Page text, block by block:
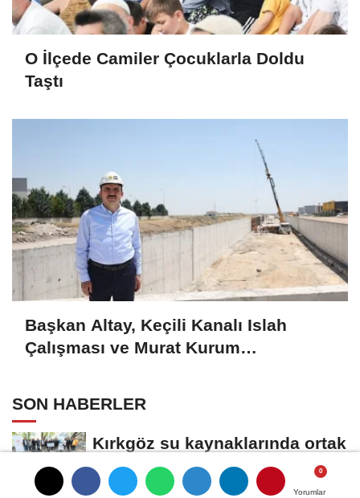
Yorumlar
Yorumlar
O İlçede Camiler Çocuklarla Doldu
Taştı
Başkan Altay, Keçili Kanalı Islah
Çalışması ve Murat Kurum
SON HABERLER
Kırkgöz su kaynaklarında ortak
koruma seferberliği